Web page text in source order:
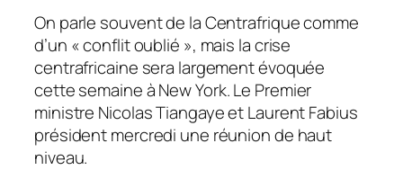
On parle souvent de la Centrafrique comme
d’un «conflit oublié », mais la crise
centrafricaine sera largement évoquée
cette semaine à New York. Le Premier
ministre Nicolas Tiangaye et Laurent Fabius
président mercredi une réunion de haut
niveau.